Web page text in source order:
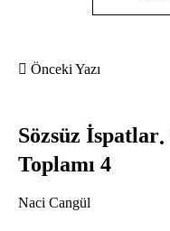
Önceki Yazı
Sözsüz İspatlar
Toplamı 4
Naci Cangül